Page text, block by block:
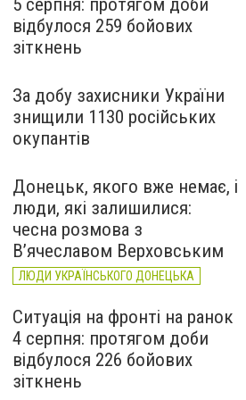
5 серпня: протягом доби
відбулося 259 бойових
зіткнень
За добу захисники України
знищили 1130 російських
окупантів
Донецьк, якого вже немає, і
люди, які залишилися:
чесна розмова з
В’ячеславом Верховським
ЛЮДИ УКРАЇНСЬКОГО ДОНЕЦЬКА
Ситуація на фронті на ранок
4 серпня: протягом доби
відбулося 226 бойових
зіткнень